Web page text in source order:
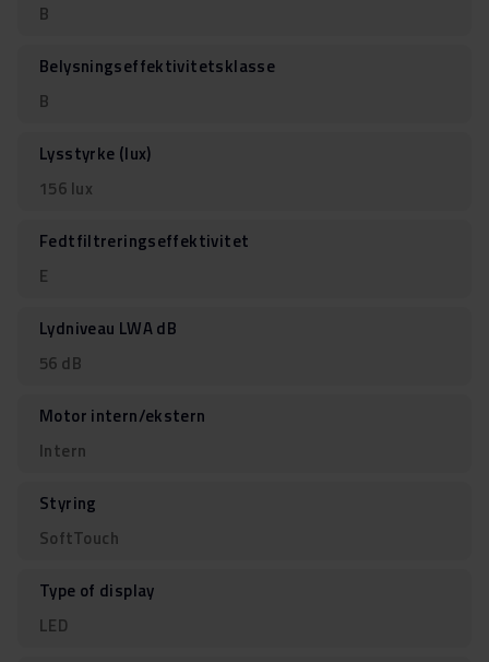
B
Belysningseffektivitetsklasse
B
Lysstyrke (lux)
156 lux
Fedtfiltreringseffektivitet
E
Lydniveau LWA dB
56 dB
Motor intern/ekstern
Intern
Styring
SoftTouch
Type of display
LED